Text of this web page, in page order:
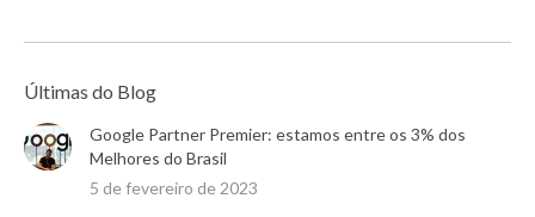
Últimas do Blog
Google Partner Premier: estamos entre os 3% dos
Melhores do Brasil
5 de fevereiro de 2023